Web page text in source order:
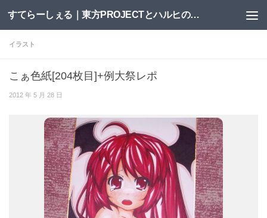
コンテンツへスキップ すてらーしぇる｜東方PROJECTとハルヒの二次創作サイト
イラスト
こぁ色紙[204枚目]+例大祭レポ
2012 年 5 月 28 日